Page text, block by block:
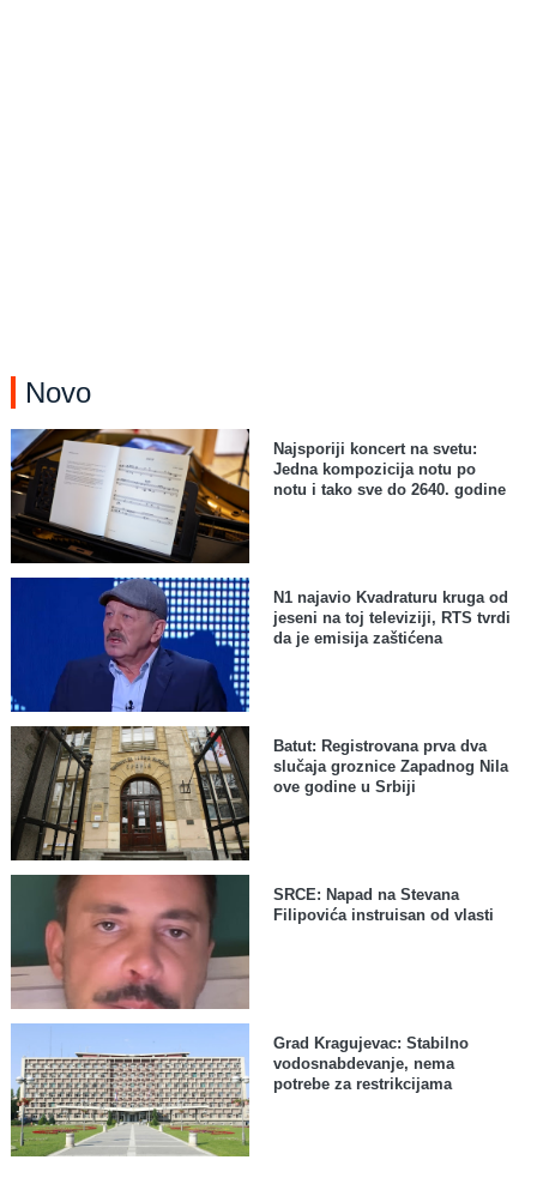
Novo
Najsporiji koncert na svetu:
Jedna kompozicija notu po
notu i tako sve do 2640. godine
N1 najavio Kvadraturu kruga od
jeseni na toj televiziji, RTS tvrdi
da je emisija zaštićena
Batut: Registrovana prva dva
slučaja groznice Zapadnog Nila
ove godine u Srbiji
SRCE: Napad na Stevana
Filipovića instruisan od vlasti
Grad Kragujevac: Stabilno
vodosnabdevanje, nema
potrebe za restrikcijama